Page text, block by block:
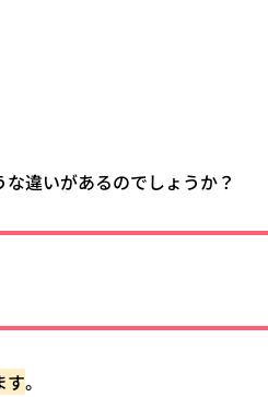
違いがあるのでしょうか？
す。